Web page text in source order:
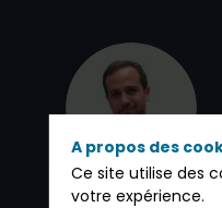
NT
A propos des
Ce site utilise des
votre expérience.